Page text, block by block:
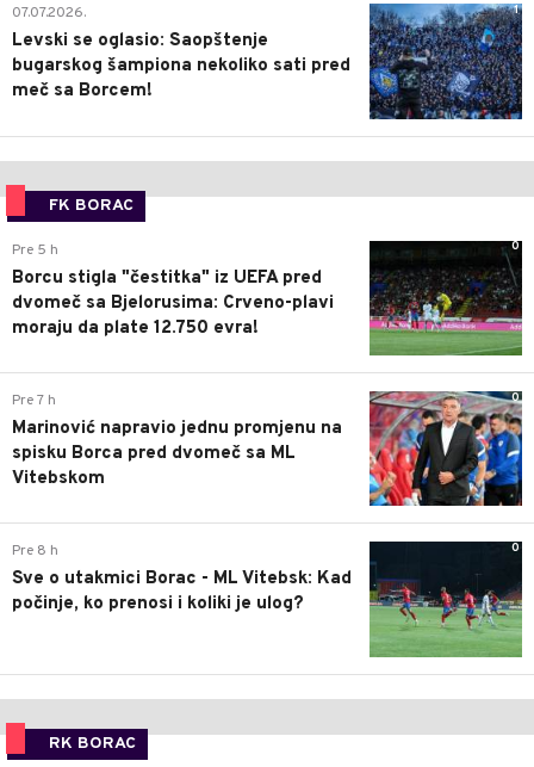
1
07.07.2026.
Levski se oglasio: Saopštenje
bugarskog šampiona nekoliko sati pred
meč sa Borcem!
FK BORAC
0
Pre 5 h
Borcu stigla "čestitka" iz UEFA pred
dvomeč sa Bjelorusima: Crveno-plavi
moraju da plate 12.750 evra!
0
Pre 7 h
Marinović napravio jednu promjenu na
spisku Borca pred dvomeč sa ML
Vitebskom
0
Pre 8 h
Sve o utakmici Borac - ML Vitebsk: Kad
počinje, ko prenosi i koliki je ulog?
RK BORAC